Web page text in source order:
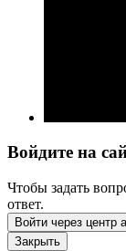
Войдите на
Чтобы задать
ответ.
Войти через центр
Закрыть